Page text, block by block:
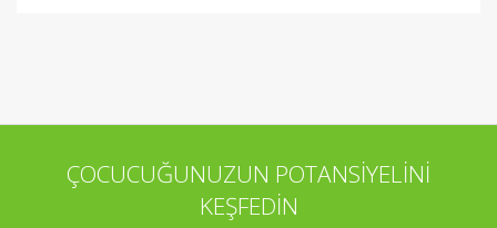
ÇOCUCUĞUNUZUN POTANSİYELİNİ
KEŞFEDİN